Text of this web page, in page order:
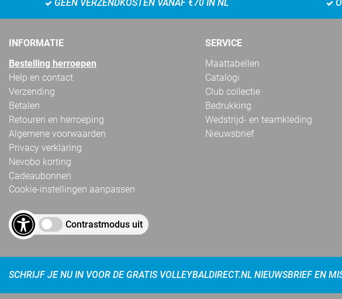
GEEN VERZENDKOSTEN VANAF €70 IN NL
INFORMATIE
Bestelling herroepen
Help en contact
Verzending
Betalen
Retouren en herroeping
Algemene voorwaarden
Privacy verklaring
Nevobo korting
Cadeaubonnen
Cookie-instellingen aanpassen
Contrastmodus uit
SERVICE
Maattabellen
Catalogi
Club collectie
Bedrukking
Wedstrijd- en teamkleding
Nieuwsbrief
SCHRIJF JE NU IN VOOR DE GRATIS VOLLEYBALDIRECT.NL NIEUWSBRIEF EN